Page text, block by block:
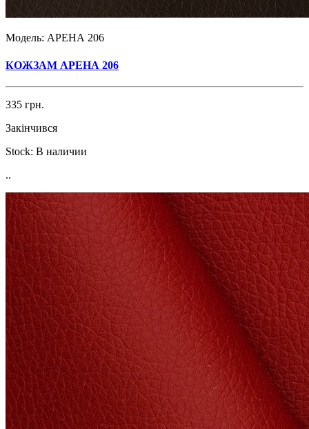
Модель: АРЕНА 206
КОЖЗАМ АРЕНА 206
335 грн.
Закінчився
Stock: В наличии
..